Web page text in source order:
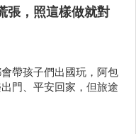
張，照這樣做就對
帶孩子們出國玩，阿包
門、平安回家，但旅途